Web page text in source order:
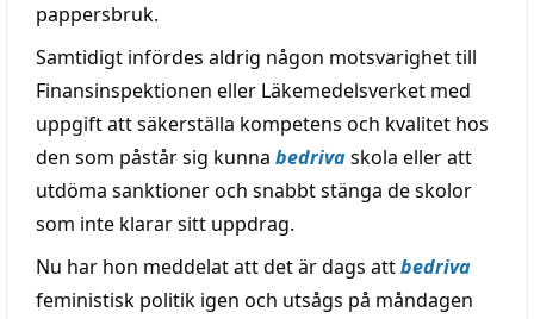
pappersbruk.
Samtidigt infördes aldrig någon motsvarighet till
Finansinspektionen eller Läkemedelsverket med
uppgift att säkerställa kompetens och kvalitet hos
den som påstår sig kunna bedrivaskola eller att
utdöma sanktioner och snabbt stänga de skolor
som inte klarar sitt uppdrag.
Nu har hon meddelat att det är dags attbedriva
feministisk politik igen och utsågs på måndagen